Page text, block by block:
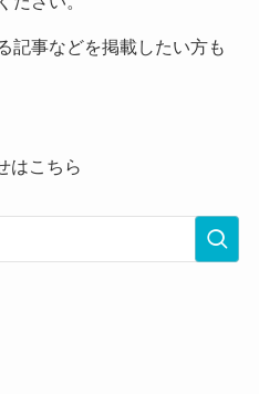
記事などを掲載したい方も
はこちら